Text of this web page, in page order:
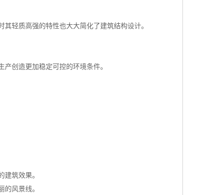
轻质高强的特性也大大简化了建筑结构设计。
创造更加稳定可控的环境条件。
筑效果。
风景线。